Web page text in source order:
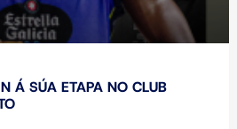
Á SÚA ETAPA NO CLUB